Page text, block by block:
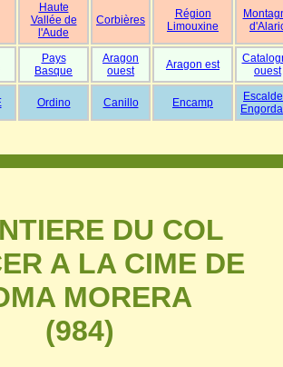
Haute
Vallée de
l'Aude
Corbières
Région
Limouxine
Pays
Basque
Aragon
ouest
Aragon est
ouest
Ordino Canillo Encamp
DU COL
A LA CIME DE
MORERA
(984)